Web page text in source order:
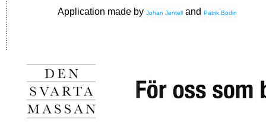
Application made by Johan Jentell and Patrik Bodin